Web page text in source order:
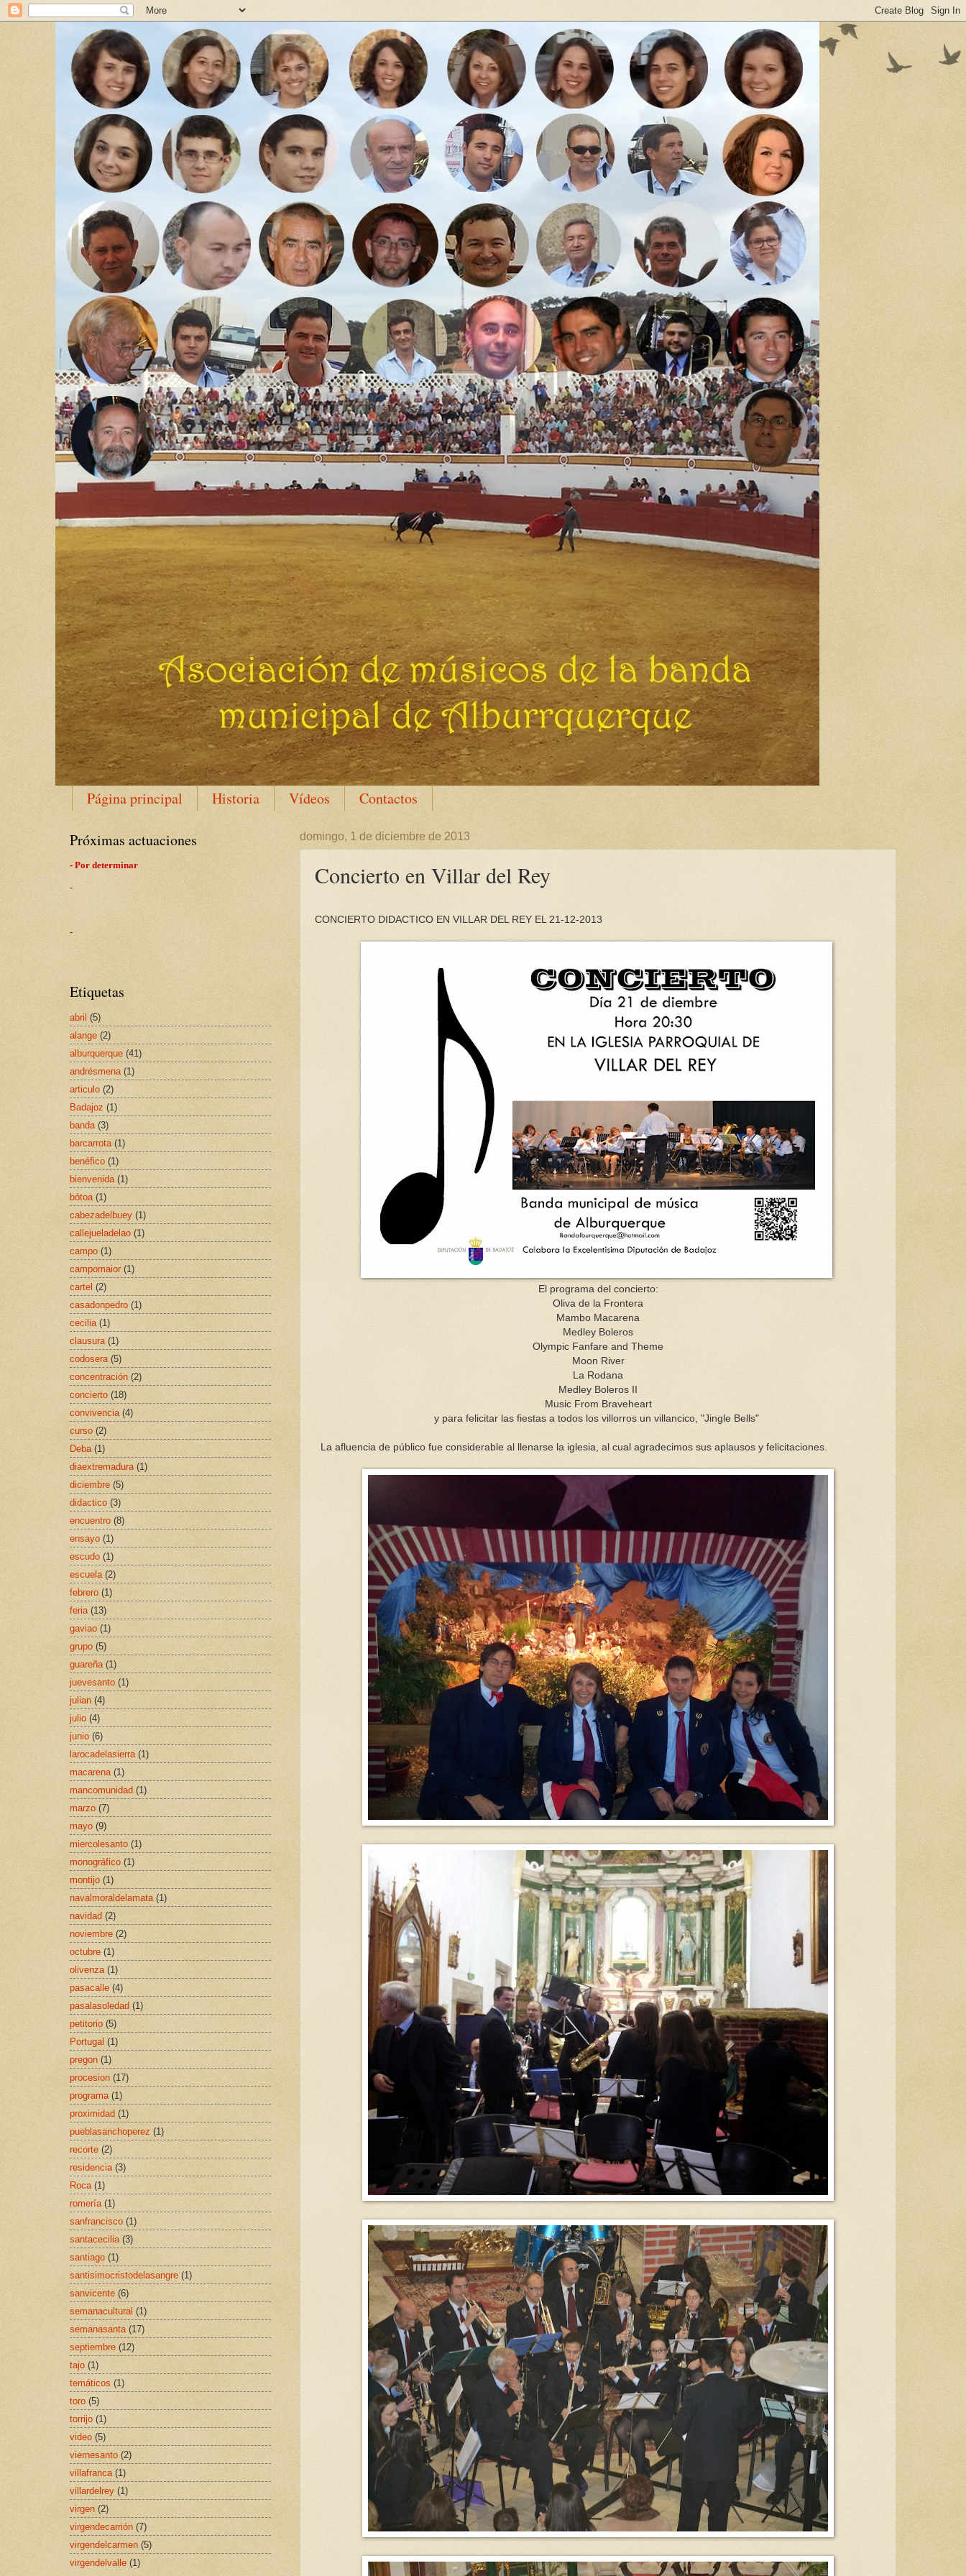
Página principal Historia Vídeos Contactos
domingo, 1 de diciembre de 2013
Concierto en Villar del Rey
CONCIERTO DIDACTICO EN VILLAR DEL REY EL 21-12-2013
El programa del concierto:
Oliva de la Frontera
Mambo Macarena
Medley Boleros
Olympic Fanfare and Theme
Moon River
La Rodana
Medley Boleros II
Music From Braveheart
y para felicitar las fiestas a todos los villorros un villancico, "Jingle Bells"
La afluencia de público fue considerable al llenarse la iglesia, al cual agradecimos sus aplausos y felicitaciones.
Próximas actuaciones
- Por determinar
-
-
Etiquetas
abril (5)
alange (2)
alburquerque (41)
andrésmena (1)
articulo (2)
Badajoz (1)
banda (3)
barcarrota (1)
benéfico (1)
bienvenida (1)
bótoa (1)
cabezadelbuey (1)
callejueladelao (1)
campo (1)
campomaior (1)
cartel (2)
casadonpedro (1)
cecilia (1)
clausura (1)
codosera (5)
concentración (2)
concierto (18)
convivencia (4)
curso (2)
Deba (1)
diaextremadura (1)
diciembre (5)
didactico (3)
encuentro (8)
ensayo (1)
escudo (1)
escuela (2)
febrero (1)
feria (13)
gaviao (1)
grupo (5)
guareña (1)
juevesanto (1)
julian (4)
julio (4)
junio (6)
larocadelasierra (1)
macarena (1)
mancomunidad (1)
marzo (7)
mayo (9)
miercolesanto (1)
monográfico (1)
montijo (1)
navalmoraldelamata (1)
navidad (2)
noviembre (2)
octubre (1)
olivenza (1)
pasacalle (4)
pasalasoledad (1)
petitorio (5)
Portugal (1)
pregon (1)
procesion (17)
programa (1)
proximidad (1)
pueblasanchoperez (1)
recorte (2)
residencia (3)
Roca (1)
romería (1)
sanfrancisco (1)
santacecilia (3)
santiago (1)
santisimocristodelasangre (1)
sanvicente (6)
semanacultural (1)
semanasanta (17)
septiembre (12)
tajo (1)
temáticos (1)
toro (5)
torrijo (1)
video (5)
viernesanto (2)
villafranca (1)
villardelrey (1)
virgen (2)
virgendecarrión (7)
virgendelcarmen (5)
virgendelvalle (1)